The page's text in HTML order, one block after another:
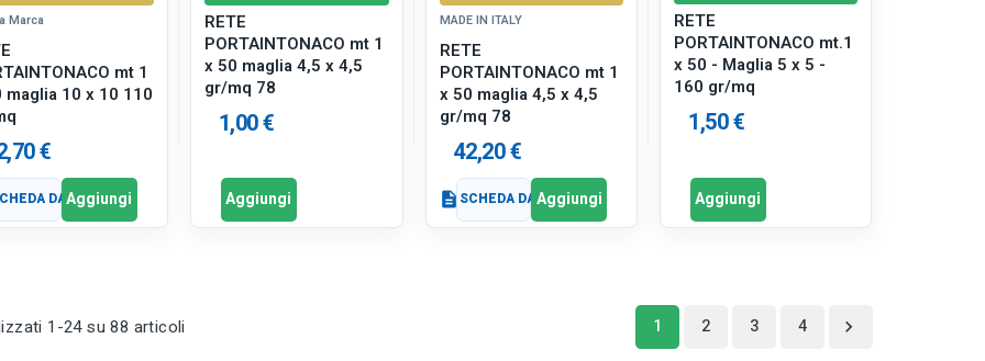
Marca
mt 1
maglia 10 x 10 110
€
DATIAggiungi
RETE
PORTAINTONACO mt 1
x 50 maglia 4,5 x 4,5
gr/mq 78
1,00 €
Aggiungi
MADE IN ITALY
RETE
PORTAINTONACO mt 1
x 50 maglia 4,5 x 4,5
gr/mq 78
42,20 €
description SCHEDA DATIAggiungi
RETE
PORTAINTONACO mt.1
x 50 - Maglia 5 x 5 -
160 gr/mq
1,50 €
Aggiungi
1-24 su 88 articoli 1 2 3 4 